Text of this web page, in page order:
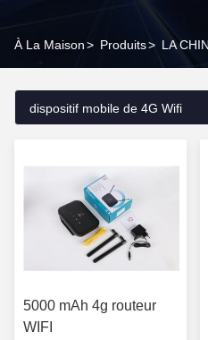
À La Maison> Produits> LA
dispositif mobile de 4G Wifi
5000 mAh 4g routeur
WIFI